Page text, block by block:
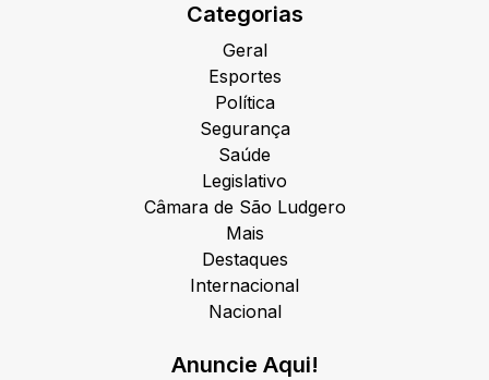
Categorias
Geral
Esportes
Política
Segurança
Saúde
Legislativo
Câmara de São Ludgero
Mais
Destaques
Internacional
Nacional
Anuncie Aqui!